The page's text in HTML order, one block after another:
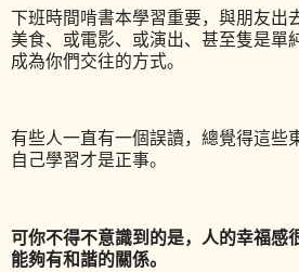
下班時間啃書本學習重要，與朋友出
美食、或電影、或演出、甚至隻是單
成為你們交往的方式。
有些人一直有一個誤讀，總覺得這些
自己學習才是正事。
可你不得不意識到的是，人的幸福感
能夠有和諧的關係。